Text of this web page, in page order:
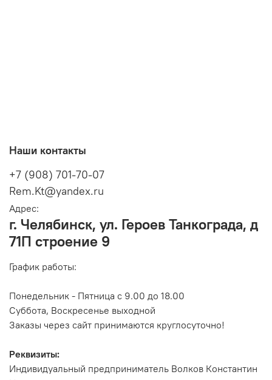
Наши контакты
+7 (908) 701-70-07
Rem.Kt@yandex.ru
Адрес:
г. Челябинск, ул. Героев Танкограда, д
71П строение 9
График работы:
Понедельник - Пятница с 9.00 до 18.00
Суббота, Воскресенье выходной
Заказы через сайт принимаются круглосуточно!
Реквизиты:
Индивидуальный предприниматель Волков Константин